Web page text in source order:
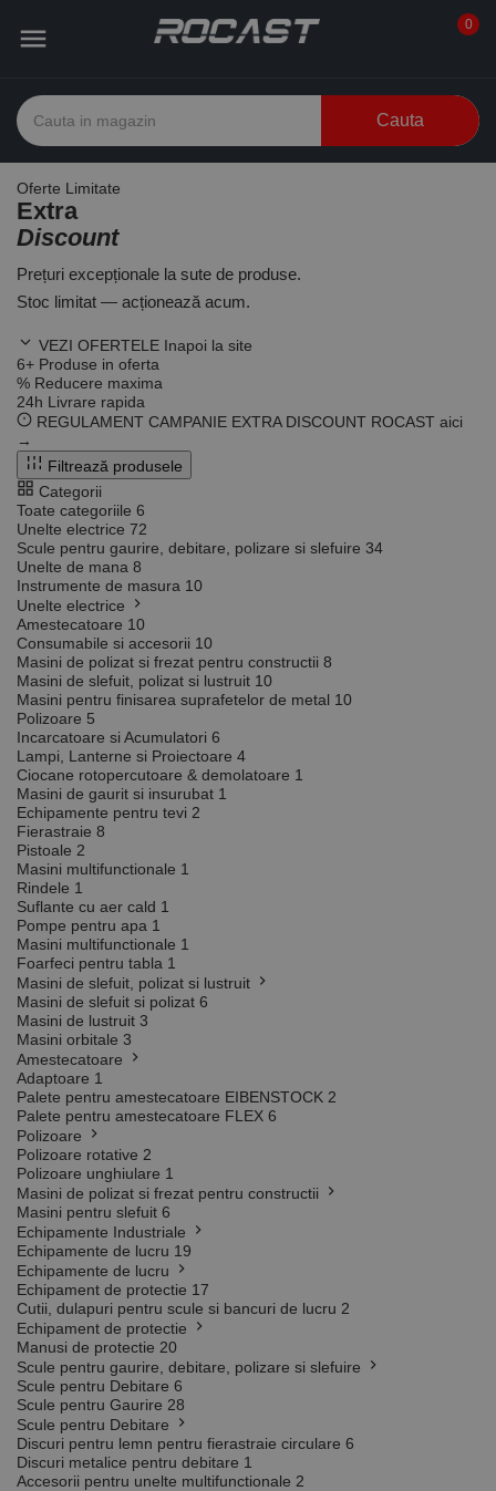
 0
Cauta
Oferte Limitate
Extra
Discount
Prețuri excepționale la sute de produse.
Stoc limitat — acționează acum.
VEZI OFERTELE Inapoi la site
6+ Produse in oferta
% Reducere maxima
24h Livrare rapida
REGULAMENT CAMPANIE EXTRA DISCOUNT ROCAST aici
→
Filtrează produsele
Categorii
Toate categoriile 6
Unelte electrice 72
Scule pentru gaurire, debitare, polizare si slefuire 34
Unelte de mana 8
Instrumente de masura 10
Unelte electrice
Amestecatoare 10
Consumabile si accesorii 10
Masini de polizat si frezat pentru constructii 8
Masini de slefuit, polizat si lustruit 10
Masini pentru finisarea suprafetelor de metal 10
Polizoare 5
Incarcatoare si Acumulatori 6
Lampi, Lanterne si Proiectoare 4
Ciocane rotopercutoare & demolatoare 1
Masini de gaurit si insurubat 1
Echipamente pentru tevi 2
Fierastraie 8
Pistoale 2
Masini multifunctionale 1
Rindele 1
Suflante cu aer cald 1
Pompe pentru apa 1
Masini multifunctionale 1
Foarfeci pentru tabla 1
Masini de slefuit, polizat si lustruit
Masini de slefuit si polizat 6
Masini de lustruit 3
Masini orbitale 3
Amestecatoare
Adaptoare 1
Palete pentru amestecatoare EIBENSTOCK 2
Palete pentru amestecatoare FLEX 6
Polizoare
Polizoare rotative 2
Polizoare unghiulare 1
Masini de polizat si frezat pentru constructii
Masini pentru slefuit 6
Echipamente Industriale
Echipamente de lucru 19
Echipamente de lucru
Echipament de protectie 17
Cutii, dulapuri pentru scule si bancuri de lucru 2
Echipament de protectie
Manusi de protectie 20
Scule pentru gaurire, debitare, polizare si slefuire
Scule pentru Debitare 6
Scule pentru Gaurire 28
Scule pentru Debitare
Discuri pentru lemn pentru fierastraie circulare 6
Discuri metalice pentru debitare 1
Accesorii pentru unelte multifunctionale 2